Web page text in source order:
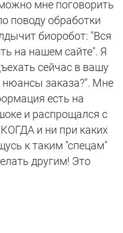
мне поговорить
поводу обработки
биоробот: "Вся
на нашем сайте". Я
сейчас в вашу
нюансы заказа?". Мне
есть на
и распрощался с
и ни при каких
к таким "спецам"
другим! Это